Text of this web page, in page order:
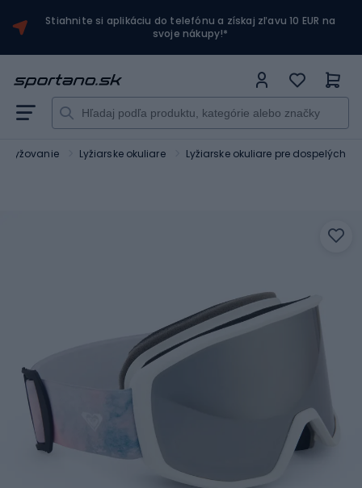
Stiahnite si aplikáciu do telefónu a získaj zľavu 10 EUR na
svoje nákupy!*
Lyžovanie Lyžiarske okuliare Lyžiarske okuliare pre dospelých